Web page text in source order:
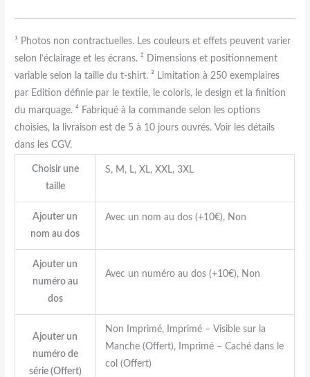
¹ Photos non contractuelles. Les couleurs et effets peuvent varier
selon l’éclairage et les écrans. ² Dimensions et positionnement
variable selon la taille du t-shirt. ³ Limitation à 250 exemplaires
par Edition définie par le textile, le coloris, le design et la finition
du marquage. ⁴ Fabriqué à la commande selon les options
choisies, la livraison est de 5 à 10 jours ouvrés. Voir les détails
dans les CGV.
Choisir une
taille
S, M, L, XL, XXL, 3XL
Ajouter un
nom au dos
Avec un nom au dos (+10€), Non
Ajouter un
numéro au
dos
Avec un numéro au dos (+10€), Non
Ajouter un
numéro de
série (Offert)
Non Imprimé, Imprimé – Visible sur la
Manche (Offert), Imprimé – Caché dans le
col (Offert)